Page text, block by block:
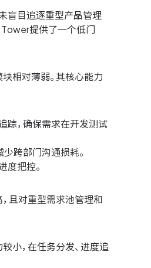
盲目追逐重型产品管理
Tower提供了一个低门
相对薄弱。其核心能力
踪，确保需求在开发测试
跨部门沟通损耗。
度把控。
且对重型需求池管理和
小，在任务分发、进度追